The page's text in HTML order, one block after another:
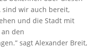
sind wir auch bereit,
und die Stadt mit
den
sagt Alexander Breit,